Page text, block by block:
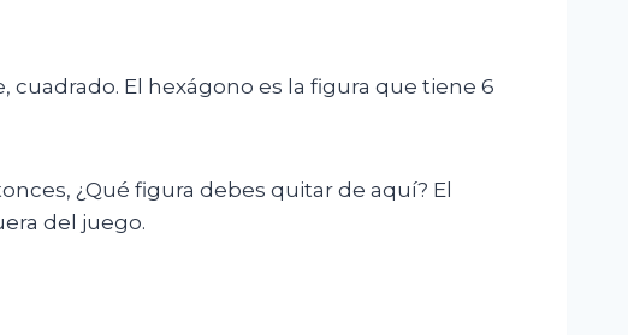
El hexágono es la figura que tiene 6
¿Qué figura debes quitar de aquí? El
del juego.